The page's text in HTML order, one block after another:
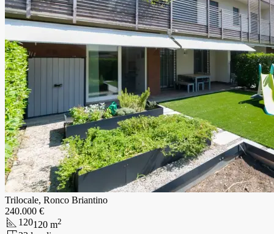
Trilocale, Ronco Briantino
240.000 €
120120 m2